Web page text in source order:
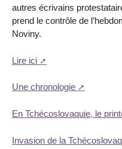
autres écrivains
prend le contrôle de
Noviny.
Lire ici
Une chronologie
En Tchécoslovaquie, le
Invasion de la